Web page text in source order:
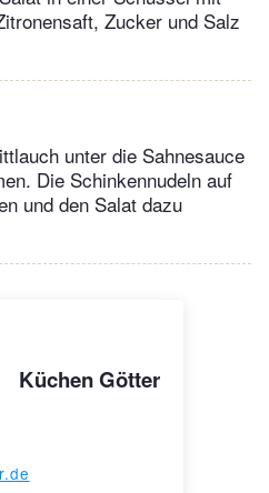
Zucker und Salz
unter die Sahnesauce
Die Schinkennudeln auf
und den Salat dazu
Küchen Götter